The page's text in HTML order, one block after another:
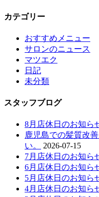
カテゴリー
おすすめメニュー
サロンのニュース
マツエク
日記
未分類
スタッフブログ
8月店休日のお知ら
鹿児島での髪質改
い。
2026-07-15
7月店休日のお知ら
6月店休日のお知ら
5月店休日のお知ら
4月店休日のお知ら